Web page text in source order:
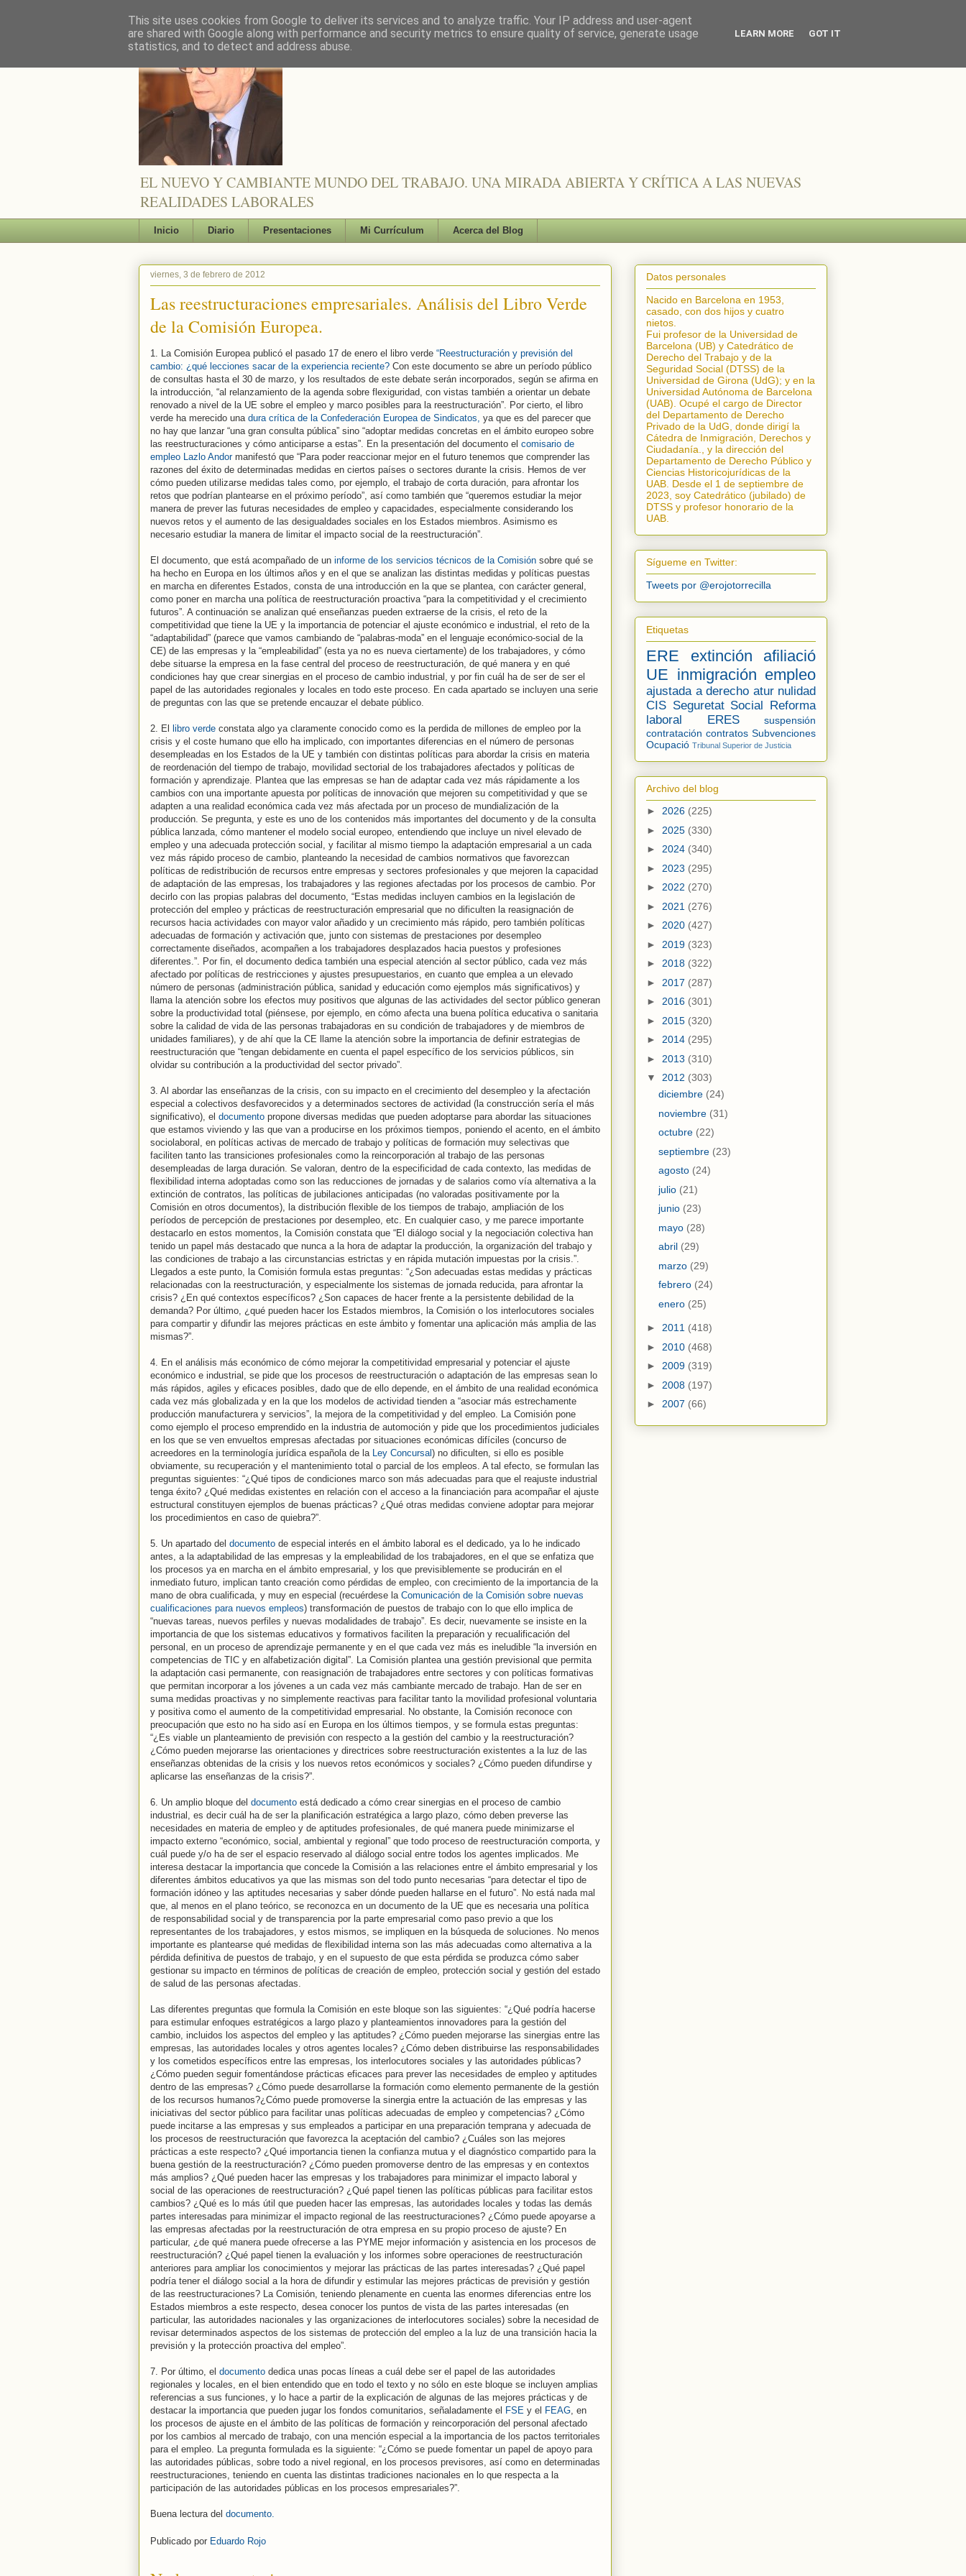
EL NUEVO Y CAMBIANTE MUNDO DEL TRABAJO. UNA MIRADA ABIERTA Y CRÍTICA A LAS NUEVAS
REALIDADES LABORALES
Inicio Diario Presentaciones Mi Currículum Acerca del Blog
viernes, 3 de febrero de 2012
Las reestructuraciones empresariales. Análisis del Libro Verde
de la Comisión Europea.
1. La Comisión Europea publicó el pasado 17 de enero el libro verde “Reestructuración y previsión del
cambio: ¿qué lecciones sacar de la experiencia reciente? Con este documento se abre un período público
de consultas hasta el 30 de marzo, y los resultados de este debate serán incorporados, según se afirma en
la introducción, “al relanzamiento de la agenda sobre flexiguridad, con vistas también a orientar un debate
renovado a nivel de la UE sobre el empleo y marco posibles para la reestructuración”. Por cierto, el libro
verde ha merecido una dura crítica de la Confederación Europea de Sindicatos, ya que es del parecer que
no hay que lanzar “una gran consulta pública” sino “adoptar medidas concretas en el ámbito europeo sobre
las reestructuraciones y cómo anticiparse a estas”. En la presentación del documento el comisario de
empleo Lazlo Andor manifestó que “Para poder reaccionar mejor en el futuro tenemos que comprender las
razones del éxito de determinadas medidas en ciertos países o sectores durante la crisis. Hemos de ver
cómo pueden utilizarse medidas tales como, por ejemplo, el trabajo de corta duración, para afrontar los
retos que podrían plantearse en el próximo período”, así como también que “queremos estudiar la mejor
manera de prever las futuras necesidades de empleo y capacidades, especialmente considerando los
nuevos retos y el aumento de las desigualdades sociales en los Estados miembros. Asimismo es
necesario estudiar la manera de limitar el impacto social de la reestructuración”.
El documento, que está acompañado de un informe de los servicios técnicos de la Comisión sobre qué se
ha hecho en Europa en los últimos años y en el que se analizan las distintas medidas y políticas puestas
en marcha en diferentes Estados, consta de una introducción en la que se plantea, con carácter general,
como poner en marcha una política de reestructuración proactiva “para la competitividad y el crecimiento
futuros”. A continuación se analizan qué enseñanzas pueden extraerse de la crisis, el reto de la
competitividad que tiene la UE y la importancia de potenciar el ajuste económico e industrial, el reto de la
“adaptabilidad” (parece que vamos cambiando de “palabras-moda” en el lenguaje económico-social de la
CE) de las empresas y la “empleabilidad” (esta ya no es nueva ciertamente) de los trabajadores, y cómo
debe situarse la empresa en la fase central del proceso de reestructuración, de qué manera y en qué
condiciones hay que crear sinergias en el proceso de cambio industrial, y por fin cuál ha de ser de ser el
papel de las autoridades regionales y locales en todo este proceso. En cada apartado se incluyen una serie
de preguntas con las que se pretende encauzar el debate público.
2. El libro verde constata algo ya claramente conocido como es la perdida de millones de empleo por la
crisis y el coste humano que ello ha implicado, con importantes diferencias en el número de personas
desempleadas en los Estados de la UE y también con distintas políticas para abordar la crisis en materia
de reordenación del tiempo de trabajo, movilidad sectorial de los trabajadores afectados y políticas de
formación y aprendizaje. Plantea que las empresas se han de adaptar cada vez más rápidamente a los
cambios con una importante apuesta por políticas de innovación que mejoren su competitividad y que se
adapten a una realidad económica cada vez más afectada por un proceso de mundialización de la
producción. Se pregunta, y este es uno de los contenidos más importantes del documento y de la consulta
pública lanzada, cómo mantener el modelo social europeo, entendiendo que incluye un nivel elevado de
empleo y una adecuada protección social, y facilitar al mismo tiempo la adaptación empresarial a un cada
vez más rápido proceso de cambio, planteando la necesidad de cambios normativos que favorezcan
políticas de redistribución de recursos entre empresas y sectores profesionales y que mejoren la capacidad
de adaptación de las empresas, los trabajadores y las regiones afectadas por los procesos de cambio. Por
decirlo con las propias palabras del documento, “Estas medidas incluyen cambios en la legislación de
protección del empleo y prácticas de reestructuración empresarial que no dificulten la reasignación de
recursos hacia actividades con mayor valor añadido y un crecimiento más rápido, pero también políticas
adecuadas de formación y activación que, junto con sistemas de prestaciones por desempleo
correctamente diseñados, acompañen a los trabajadores desplazados hacia puestos y profesiones
diferentes.”. Por fin, el documento dedica también una especial atención al sector público, cada vez más
afectado por políticas de restricciones y ajustes presupuestarios, en cuanto que emplea a un elevado
número de personas (administración pública, sanidad y educación como ejemplos más significativos) y
llama la atención sobre los efectos muy positivos que algunas de las actividades del sector público generan
sobre la productividad total (piénsese, por ejemplo, en cómo afecta una buena política educativa o sanitaria
sobre la calidad de vida de las personas trabajadoras en su condición de trabajadores y de miembros de
unidades familiares), y de ahí que la CE llame la atención sobre la importancia de definir estrategias de
reestructuración que “tengan debidamente en cuenta el papel específico de los servicios públicos, sin
olvidar su contribución a la productividad del sector privado”.
3. Al abordar las enseñanzas de la crisis, con su impacto en el crecimiento del desempleo y la afectación
especial a colectivos desfavorecidos y a determinados sectores de actividad (la construcción sería el más
significativo), el documento propone diversas medidas que pueden adoptarse para abordar las situaciones
que estamos viviendo y las que van a producirse en los próximos tiempos, poniendo el acento, en el ámbito
sociolaboral, en políticas activas de mercado de trabajo y políticas de formación muy selectivas que
faciliten tanto las transiciones profesionales como la reincorporación al trabajo de las personas
desempleadas de larga duración. Se valoran, dentro de la especificidad de cada contexto, las medidas de
flexibilidad interna adoptadas como son las reducciones de jornadas y de salarios como vía alternativa a la
extinción de contratos, las políticas de jubilaciones anticipadas (no valoradas positivamente por la
Comisión en otros documentos), la distribución flexible de los tiempos de trabajo, ampliación de los
períodos de percepción de prestaciones por desempleo, etc. En cualquier caso, y me parece importante
destacarlo en estos momentos, la Comisión constata que “El diálogo social y la negociación colectiva han
tenido un papel más destacado que nunca a la hora de adaptar la producción, la organización del trabajo y
las condiciones de trabajo a las circunstancias estrictas y en rápida mutación impuestas por la crisis.”.
Llegados a este punto, la Comisión formula estas preguntas: “¿Son adecuadas estas medidas y prácticas
relacionadas con la reestructuración, y especialmente los sistemas de jornada reducida, para afrontar la
crisis? ¿En qué contextos específicos? ¿Son capaces de hacer frente a la persistente debilidad de la
demanda? Por último, ¿qué pueden hacer los Estados miembros, la Comisión o los interlocutores sociales
para compartir y difundir las mejores prácticas en este ámbito y fomentar una aplicación más amplia de las
mismas?”.
4. En el análisis más económico de cómo mejorar la competitividad empresarial y potenciar el ajuste
económico e industrial, se pide que los procesos de reestructuración o adaptación de las empresas sean lo
más rápidos, agiles y eficaces posibles, dado que de ello depende, en el ámbito de una realidad económica
cada vez más globalizada y en la que los modelos de actividad tienden a “asociar más estrechamente
producción manufacturera y servicios”, la mejora de la competitividad y del empleo. La Comisión pone
como ejemplo el proceso emprendido en la industria de automoción y pide que los procedimientos judiciales
en los que se ven envueltos empresas afectadas por situaciones económicas difíciles (concurso de
acreedores en la terminología jurídica española de la Ley Concursal) no dificulten, si ello es posible
obviamente, su recuperación y el mantenimiento total o parcial de los empleos. A tal efecto, se formulan las
preguntas siguientes: “¿Qué tipos de condiciones marco son más adecuadas para que el reajuste industrial
tenga éxito? ¿Qué medidas existentes en relación con el acceso a la financiación para acompañar el ajuste
estructural constituyen ejemplos de buenas prácticas? ¿Qué otras medidas conviene adoptar para mejorar
los procedimientos en caso de quiebra?”.
5. Un apartado del documento de especial interés en el ámbito laboral es el dedicado, ya lo he indicado
antes, a la adaptabilidad de las empresas y la empleabilidad de los trabajadores, en el que se enfatiza que
los procesos ya en marcha en el ámbito empresarial, y los que previsiblemente se producirán en el
inmediato futuro, implican tanto creación como pérdidas de empleo, con crecimiento de la importancia de la
mano de obra cualificada, y muy en especial (recuérdese la Comunicación de la Comisión sobre nuevas
cualificaciones para nuevos empleos) transformación de puestos de trabajo con lo que ello implica de
“nuevas tareas, nuevos perfiles y nuevas modalidades de trabajo”. Es decir, nuevamente se insiste en la
importancia de que los sistemas educativos y formativos faciliten la preparación y recualificación del
personal, en un proceso de aprendizaje permanente y en el que cada vez más es ineludible “la inversión en
competencias de TIC y en alfabetización digital”. La Comisión plantea una gestión previsional que permita
la adaptación casi permanente, con reasignación de trabajadores entre sectores y con políticas formativas
que permitan incorporar a los jóvenes a un cada vez más cambiante mercado de trabajo. Han de ser en
suma medidas proactivas y no simplemente reactivas para facilitar tanto la movilidad profesional voluntaria
y positiva como el aumento de la competitividad empresarial. No obstante, la Comisión reconoce con
preocupación que esto no ha sido así en Europa en los últimos tiempos, y se formula estas preguntas:
“¿Es viable un planteamiento de previsión con respecto a la gestión del cambio y la reestructuración?
¿Cómo pueden mejorarse las orientaciones y directrices sobre reestructuración existentes a la luz de las
enseñanzas obtenidas de la crisis y los nuevos retos económicos y sociales? ¿Cómo pueden difundirse y
aplicarse las enseñanzas de la crisis?”.
6. Un amplio bloque del documento está dedicado a cómo crear sinergias en el proceso de cambio
industrial, es decir cuál ha de ser la planificación estratégica a largo plazo, cómo deben preverse las
necesidades en materia de empleo y de aptitudes profesionales, de qué manera puede minimizarse el
impacto externo “económico, social, ambiental y regional” que todo proceso de reestructuración comporta, y
cuál puede y/o ha de ser el espacio reservado al diálogo social entre todos los agentes implicados. Me
interesa destacar la importancia que concede la Comisión a las relaciones entre el ámbito empresarial y los
diferentes ámbitos educativos ya que las mismas son del todo punto necesarias “para detectar el tipo de
formación idóneo y las aptitudes necesarias y saber dónde pueden hallarse en el futuro”. No está nada mal
que, al menos en el plano teórico, se reconozca en un documento de la UE que es necesaria una política
de responsabilidad social y de transparencia por la parte empresarial como paso previo a que los
representantes de los trabajadores, y estos mismos, se impliquen en la búsqueda de soluciones. No menos
importante es plantearse qué medidas de flexibilidad interna son las más adecuadas como alternativa a la
pérdida definitiva de puestos de trabajo, y en el supuesto de que esta pérdida se produzca cómo saber
gestionar su impacto en términos de políticas de creación de empleo, protección social y gestión del estado
de salud de las personas afectadas.
Las diferentes preguntas que formula la Comisión en este bloque son las siguientes: “¿Qué podría hacerse
para estimular enfoques estratégicos a largo plazo y planteamientos innovadores para la gestión del
cambio, incluidos los aspectos del empleo y las aptitudes? ¿Cómo pueden mejorarse las sinergias entre las
empresas, las autoridades locales y otros agentes locales? ¿Cómo deben distribuirse las responsabilidades
y los cometidos específicos entre las empresas, los interlocutores sociales y las autoridades públicas?
¿Cómo pueden seguir fomentándose prácticas eficaces para prever las necesidades de empleo y aptitudes
dentro de las empresas? ¿Cómo puede desarrollarse la formación como elemento permanente de la gestión
de los recursos humanos?¿Cómo puede promoverse la sinergia entre la actuación de las empresas y las
iniciativas del sector público para facilitar unas políticas adecuadas de empleo y competencias? ¿Cómo
puede incitarse a las empresas y sus empleados a participar en una preparación temprana y adecuada de
los procesos de reestructuración que favorezca la aceptación del cambio? ¿Cuáles son las mejores
prácticas a este respecto? ¿Qué importancia tienen la confianza mutua y el diagnóstico compartido para la
buena gestión de la reestructuración? ¿Cómo pueden promoverse dentro de las empresas y en contextos
más amplios? ¿Qué pueden hacer las empresas y los trabajadores para minimizar el impacto laboral y
social de las operaciones de reestructuración? ¿Qué papel tienen las políticas públicas para facilitar estos
cambios? ¿Qué es lo más útil que pueden hacer las empresas, las autoridades locales y todas las demás
partes interesadas para minimizar el impacto regional de las reestructuraciones? ¿Cómo puede apoyarse a
las empresas afectadas por la reestructuración de otra empresa en su propio proceso de ajuste? En
particular, ¿de qué manera puede ofrecerse a las PYME mejor información y asistencia en los procesos de
reestructuración? ¿Qué papel tienen la evaluación y los informes sobre operaciones de reestructuración
anteriores para ampliar los conocimientos y mejorar las prácticas de las partes interesadas? ¿Qué papel
podría tener el diálogo social a la hora de difundir y estimular las mejores prácticas de previsión y gestión
de las reestructuraciones? La Comisión, teniendo plenamente en cuenta las enormes diferencias entre los
Estados miembros a este respecto, desea conocer los puntos de vista de las partes interesadas (en
particular, las autoridades nacionales y las organizaciones de interlocutores sociales) sobre la necesidad de
revisar determinados aspectos de los sistemas de protección del empleo a la luz de una transición hacia la
previsión y la protección proactiva del empleo”.
7. Por último, el documento dedica unas pocas líneas a cuál debe ser el papel de las autoridades
regionales y locales, en el bien entendido que en todo el texto y no sólo en este bloque se incluyen amplias
referencias a sus funciones, y lo hace a partir de la explicación de algunas de las mejores prácticas y de
destacar la importancia que pueden jugar los fondos comunitarios, señaladamente el FSE y el FEAG , en
los procesos de ajuste en el ámbito de las políticas de formación y reincorporación del personal afectado
por los cambios al mercado de trabajo, con una mención especial a la importancia de los pactos territoriales
para el empleo. La pregunta formulada es la siguiente: “¿Cómo se puede fomentar un papel de apoyo para
las autoridades públicas, sobre todo a nivel regional, en los procesos previsores, así como en determinadas
reestructuraciones, teniendo en cuenta las distintas tradiciones nacionales en lo que respecta a la
participación de las autoridades públicas en los procesos empresariales?”.
Buena lectura del documento.
Publicado por Eduardo Rojo
Datos personales
Nacido en Barcelona en 1953,
casado, con dos hijos y cuatro
nietos.
Fui profesor de la Universidad de
Barcelona (UB) y Catedrático de
Derecho del Trabajo y de la
Seguridad Social (DTSS) de la
Universidad de Girona (UdG); y en la
Universidad Autónoma de Barcelona
(UAB). Ocupé el cargo de Director
del Departamento de Derecho
Privado de la UdG, donde dirigí la
Cátedra de Inmigración, Derechos y
Ciudadanía.
, y la dirección del
Departamento de Derecho Público y
Ciencias Historicojurídicas de la
UAB. Desde el 1 de septiembre de
2023, soy Catedrático (jubilado) de
DTSS y profesor honorario de la
UAB.
Sígueme en Twitter:
Tweets por @erojotorrecilla
Etiquetas
ERE extinción
afiliació
UE inmigración empleo
ajustada a derecho atur nulidad
CIS Seguretat Social Reforma
laboral
ERES
suspensión
contratación contratos Subvenciones
Ocupació Tribunal Superior de Justicia
Archivo del blog
► 2026 (225)
► 2025 (330)
► 2024 (340)
► 2023 (295)
► 2022 (270)
► 2021 (276)
► 2020 (427)
► 2019 (323)
► 2018 (322)
► 2017 (287)
► 2016 (301)
► 2015 (320)
► 2014 (295)
► 2013 (310)
▼ 2012 (303)
diciembre (24)
noviembre (31)
octubre (22)
septiembre (23)
agosto (24)
julio (21)
junio (23)
mayo (28)
abril (29)
marzo (29)
febrero (24)
enero (25)
► 2011 (418)
► 2010 (468)
► 2009 (319)
► 2008 (197)
► 2007 (66)
This site uses cookies from Google to deliver its services and to analyze traffic. Your IP address and user-agent
are shared with Google along with performance and security metrics to ensure quality of service, generate usage
statistics, and to detect and address abuse.
LEARN MORE GOT IT